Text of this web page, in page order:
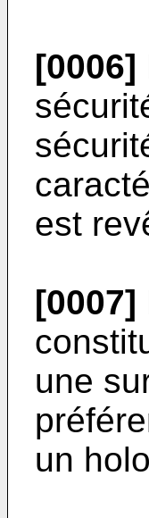
[0006]
est
[0007]
une
un